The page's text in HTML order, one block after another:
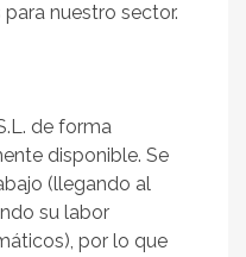
nuestro sector.
de forma
disponible. Se
(llegando al
su labor
por lo que